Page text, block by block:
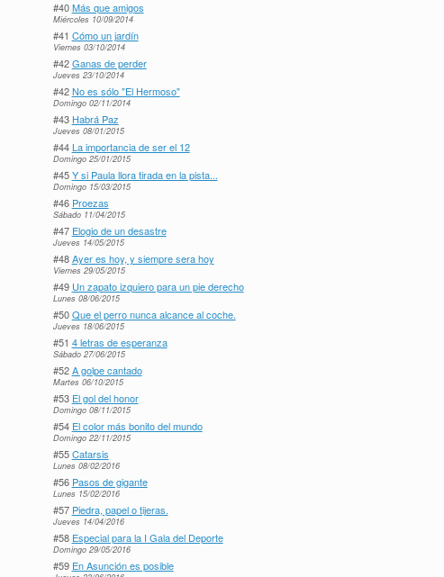
#40Más que amigos
Miércoles 10/09/2014
#41 Cómo un jardín
Viernes 03/10/2014
#42Ganas de perder
Jueves 23/10/2014
#42No es sólo "El Hermoso"
Domingo 02/11/2014
#43 Habrá Paz
Jueves 08/01/2015
#44La importancia de ser el 12
Domingo 25/01/2015
#45Y si Paula llora tirada en la pista...
Domingo 15/03/2015
#46 Proezas
Sábado 11/04/2015
#47 Elogio de un desastre
Jueves 14/05/2015
#48Ayer es hoy, y siempre sera hoy
Viernes 29/05/2015
#49 Un zapato izquiero para un pie derecho
Lunes 08/06/2015
#50Que el perro nunca alcance al coche.
Jueves 18/06/2015
#51 4 letras de esperanza
Sábado 27/06/2015
#52A golpe cantado
Martes 06/10/2015
#53 El gol del honor
Domingo 08/11/2015
#54 El color más bonito del mundo
Domingo 22/11/2015
#55Catarsis
Lunes 08/02/2016
#56 Pasos de gigante
Lunes 15/02/2016
#57 Piedra, papel o tijeras.
Jueves 14/04/2016
#58 Especial para la I Gala del Deporte
Domingo 29/05/2016
#59 En Asunción es posible